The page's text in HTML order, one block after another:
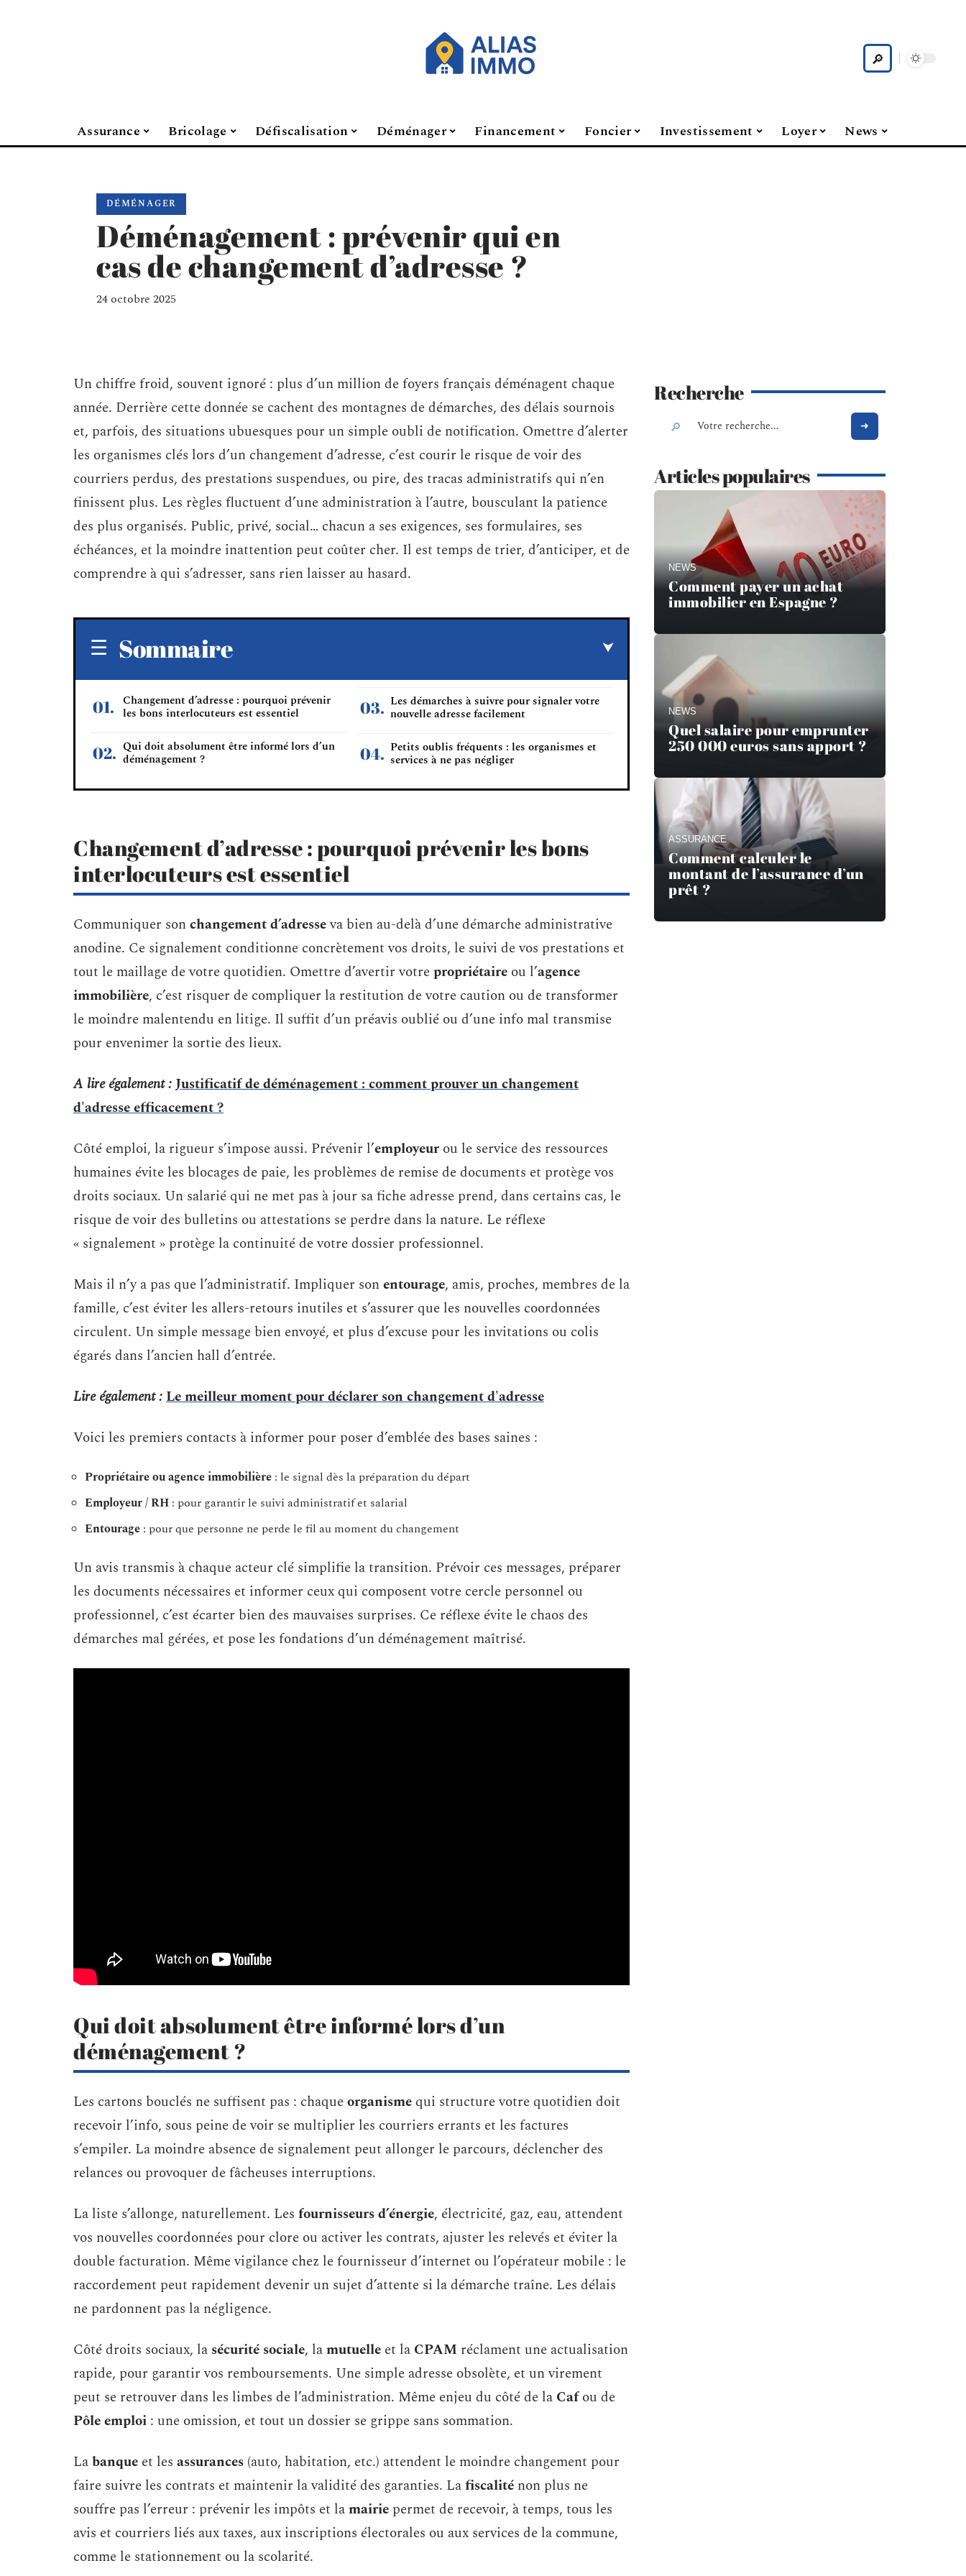
Assurance Bricolage Défiscalisation Déménager Financement Foncier Investissement Loyer News
DÉMÉNAGER
Déménagement : prévenir qui en
cas de changement d’adresse ?
24 octobre 2025
Un chiffre froid, souvent ignoré : plus d’un million de foyers français déménagent chaque
année. Derrière cette donnée se cachent des montagnes de démarches, des délais sournois
et, parfois, des situations ubuesques pour un simple oubli de notification. Omettre d’alerter
les organismes clés lors d’un changement d’adresse, c’est courir le risque de voir des
courriers perdus, des prestations suspendues, ou pire, des tracas administratifs qui n’en
finissent plus. Les règles fluctuent d’une administration à l’autre, bousculant la patience
des plus organisés. Public, privé, social… chacun a ses exigences, ses formulaires, ses
échéances, et la moindre inattention peut coûter cher. Il est temps de trier, d’anticiper, et de
comprendre à qui s’adresser, sans rien laisser au hasard.
Sommaire
Changement d’adresse : pourquoi prévenir
les bons interlocuteurs est essentiel
Qui doit absolument être informé lors d’un
déménagement ?
Les démarches à suivre pour signaler votre
nouvelle adresse facilement
Petits oublis fréquents : les organismes et
services à ne pas négliger
Changement d’adresse : pourquoi prévenir les bons
interlocuteurs est essentiel
Communiquer sonchangement d’adresseva bien au-delà d’une démarche administrative
anodine. Ce signalement conditionne concrètement vos droits, le suivi de vos prestations et
tout le maillage de votre quotidien. Omettre d’avertir votrepropriétaire ou l’agence
immobilière, c’est risquer de compliquer la restitution de votre caution ou de transformer
le moindre malentendu en litige. Il suffit d’un préavis oublié ou d’une info mal transmise
pour envenimer la sortie des lieux.
A lire également :Justificatif de déménagement : comment prouver un changement
d'adresse efficacement ?
Côté emploi, la rigueur s’impose aussi. Prévenir l’employeur ou le service des ressources
humaines évite les blocages de paie, les problèmes de remise de documents et protège vos
droits sociaux. Un salarié qui ne met pas à jour sa fiche adresse prend, dans certains cas, le
risque de voir des bulletins ou attestations se perdre dans la nature. Le réflexe
« signalement » protège la continuité de votre dossier professionnel.
Mais il n’y a pas que l’administratif. Impliquer sonentourage, amis, proches, membres de la
famille, c’est éviter les allers-retours inutiles et s’assurer que les nouvelles coordonnées
circulent. Un simple message bien envoyé, et plus d’excuse pour les invitations ou colis
égarés dans l’ancien hall d’entrée.
Lire également :Le meilleur moment pour déclarer son changement d'adresse
Voici les premiers contacts à informer pour poser d’emblée des bases saines :
Propriétaire ou agence immobilière : le signal dès la préparation du départ
Employeur / RH : pour garantir le suivi administratif et salarial
Entourage : pour que personne ne perde le fil au moment du changement
Un avis transmis à chaque acteur clé simplifie la transition. Prévoir ces messages, préparer
les documents nécessaires et informer ceux qui composent votre cercle personnel ou
professionnel, c’est écarter bien des mauvaises surprises. Ce réflexe évite le chaos des
démarches mal gérées, et pose les fondations d’un déménagement maîtrisé.
Qui doit absolument être informé lors d’un
déménagement ?
Les cartons bouclés ne suffisent pas : chaqueorganisme qui structure votre quotidien doit
recevoir l’info, sous peine de voir se multiplier les courriers errants et les factures
s’empiler. La moindre absence de signalement peut allonger le parcours, déclencher des
relances ou provoquer de fâcheuses interruptions.
La liste s’allonge, naturellement. Les fournisseurs d’énergie, électricité, gaz, eau, attendent
vos nouvelles coordonnées pour clore ou activer les contrats, ajuster les relevés et éviter la
double facturation. Même vigilance chez le fournisseur d’internet ou l’opérateur mobile : le
raccordement peut rapidement devenir un sujet d’attente si la démarche traîne. Les délais
ne pardonnent pas la négligence.
Côté droits sociaux, la sécurité sociale, lamutuelle et la CPAM réclament une actualisation
rapide, pour garantir vos remboursements. Une simple adresse obsolète, et un virement
peut se retrouver dans les limbes de l’administration. Même enjeu du côté de la Cafou de
Pôle emploi : une omission, et tout un dossier se grippe sans sommation.
Labanque et les assurances (auto, habitation, etc.) attendent le moindre changement pour
faire suivre les contrats et maintenir la validité des garanties. Lafiscalité non plus ne
souffre pas l’erreur : prévenir les impôts et lamairie permet de recevoir, à temps, tous les
avis et courriers liés aux taxes, aux inscriptions électorales ou aux services de la commune,
comme le stationnement ou la scolarité.
Recherche
Articles populaires
NEWS
Comment payer un achat
immobilier en Espagne ?
NEWS
Quel salaire pour emprunter
250 000 euros sans apport ?
ASSURANCE
Comment calculer le
montant de l’assurance d’un
prêt ?